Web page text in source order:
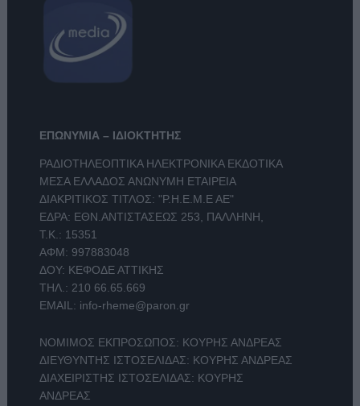
ΕΠΩΝΥΜΙΑ – ΙΔΙΟΚΤΗΤΗΣ
ΡΑΔΙΟΤΗΛΕΟΠΤΙΚΑ ΗΛΕΚΤΡΟΝΙΚΑ ΕΚΔΟΤΙΚΑ
ΜΕΣΑ ΕΛΛΑΔΟΣ ΑΝΩΝΥΜΗ ΕΤΑΙΡΕΙΑ
ΔΙΑΚΡΙΤΙΚΟΣ ΤΙΤΛΟΣ: "Ρ.Η.Ε.Μ.Ε ΑΕ"
ΕΔΡΑ: ΕΘΝ.ΑΝΤΙΣΤΑΣΕΩΣ 253, ΠΑΛΛΗΝΗ,
Τ.Κ.: 15351
ΑΦΜ: 997883048
ΔΟΥ: ΚΕΦΟΔΕ ΑΤΤΙΚΗΣ
ΤΗΛ.: 210 66.65.669
EMAIL: info-rheme@paron.gr
ΝΟΜΙΜΟΣ ΕΚΠΡΟΣΩΠΟΣ: ΚΟΥΡΗΣ ΑΝΔΡΕΑΣ
ΔΙΕΥΘΥΝΤΗΣ ΙΣΤΟΣΕΛΙΔΑΣ: ΚΟΥΡΗΣ ΑΝΔΡΕΑΣ
ΔΙΑΧΕΙΡΙΣΤΗΣ ΙΣΤΟΣΕΛΙΔΑΣ: ΚΟΥΡΗΣ
ΑΝΔΡΕΑΣ